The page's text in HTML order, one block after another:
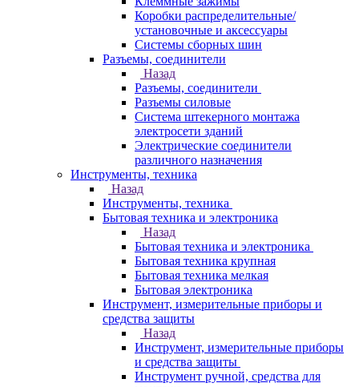
Коробки распределительные/
установочные и аксессуары
Системы сборных шин
Разъемы, соединители
Назад
Разъемы, соединители
Разъемы силовые
Система штекерного монтажа
электросети зданий
Электрические соединители
различного назначения
Инструменты, техника
Назад
Инструменты, техника
Бытовая техника и электроника
Назад
Бытовая техника и электроника
Бытовая техника крупная
Бытовая техника мелкая
Бытовая электроника
Инструмент, измерительные приборы и
средства защиты
Назад
Инструмент, измерительные приборы
и средства защиты
Инструмент ручной, средства для